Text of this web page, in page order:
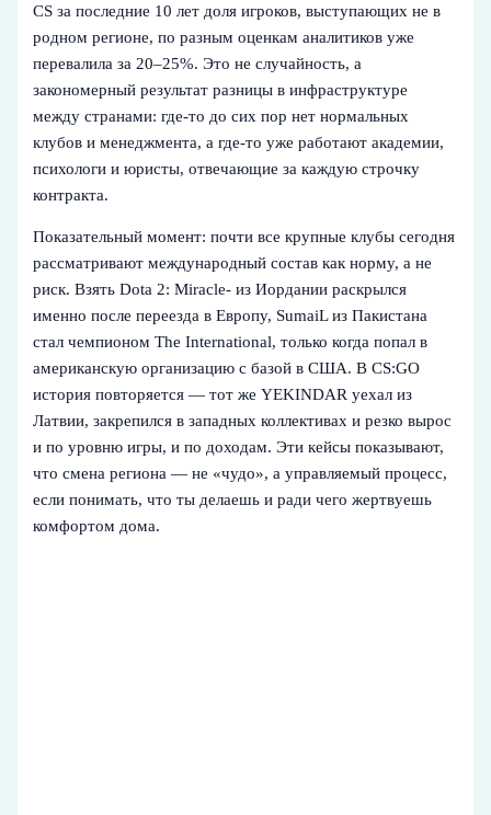
CS за последние 10 лет доля игроков, выступающих не в
родном регионе, по разным оценкам аналитиков уже
перевалила за 20–25%. Это не случайность, а
закономерный результат разницы в инфраструктуре
между странами: где-то до сих пор нет нормальных
клубов и менеджмента, а где-то уже работают академии,
психологи и юристы, отвечающие за каждую строчку
контракта.
Показательный момент: почти все крупные клубы сегодня
рассматривают международный состав как норму, а не
риск. Взять Dota 2: Miracle- из Иордании раскрылся
именно после переезда в Европу, SumaiL из Пакистана
стал чемпионом The International, только когда попал в
американскую организацию с базой в США. В CS:GO
история повторяется — тот же YEKINDAR уехал из
Латвии, закрепился в западных коллективах и резко вырос
и по уровню игры, и по доходам. Эти кейсы показывают,
что смена региона — не «чудо», а управляемый процесс,
если понимать, что ты делаешь и ради чего жертвуешь
комфортом дома.